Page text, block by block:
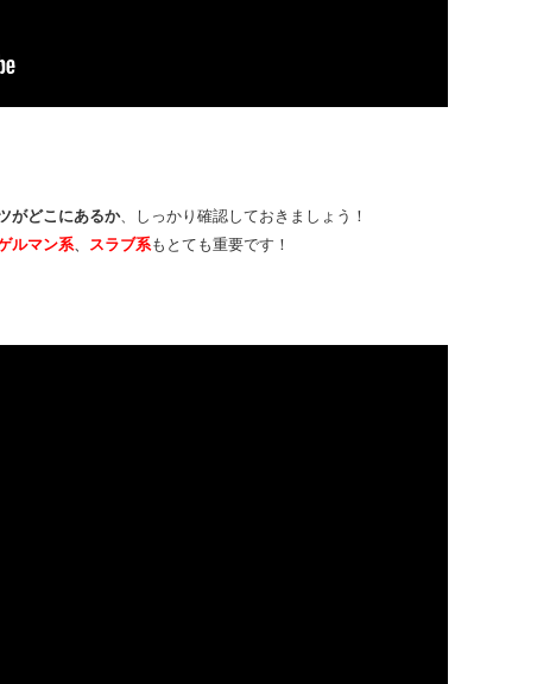
がどこにあるか、しっかり確認しておきましょう！
ルマン系、 スラブ系もとても重要です！